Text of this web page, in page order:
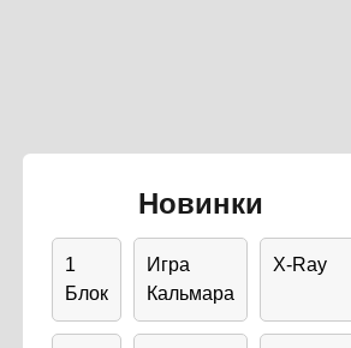
Новинки
1
Блок
Игра
Кальмара
X-Ray